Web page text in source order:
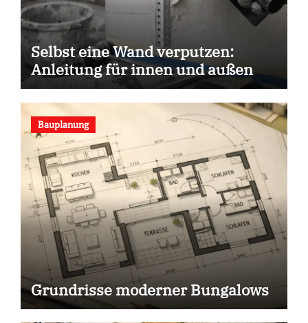
Selbst eine Wand verputzen:
Anleitung für innen und außen
Bauplanung
Grundrisse moderner Bungalows